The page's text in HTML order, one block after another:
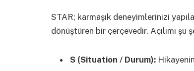
STAR; karmaşık deneyimlerinizi
dönüştüren bir çerçevedir. Açılımı şu
S (Situation / Durum):